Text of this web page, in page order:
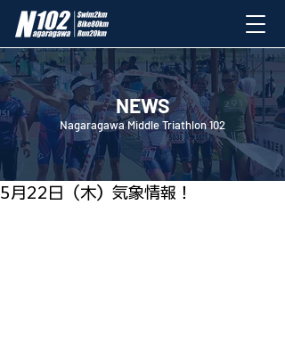
5月22日（木）気象情報！
2025年5月22日
NEWS
Nagaragawa Middle Triathlon 102